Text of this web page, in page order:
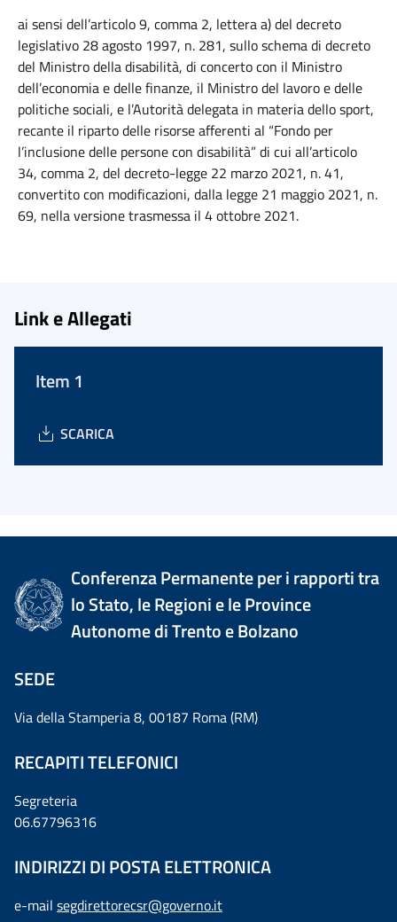
ai sensi dell’articolo 9, comma 2, lettera a) del decreto
legislativo 28 agosto 1997, n. 281, sullo schema di decreto
del Ministro della disabilità, di concerto con il Ministro
dell’economia e delle finanze, il Ministro del lavoro e delle
politiche sociali, e l’Autorità delegata in materia dello sport,
recante il riparto delle risorse afferenti al “Fondo per
l’inclusione delle persone con disabilità” di cui all’articolo
34, comma 2, del decreto-legge 22 marzo 2021, n. 41,
convertito con modificazioni, dalla legge 21 maggio 2021, n.
69, nella versione trasmessa il 4 ottobre 2021.
Link e Allegati
Item 1
SCARICA
Conferenza Permanente per i rapporti tra
lo Stato, le Regioni e le Province
Autonome di Trento e Bolzano
SEDE
Via della Stamperia 8, 00187 Roma (RM)
RECAPITI TELEFONICI
Segreteria
06.67796316
INDIRIZZI DI POSTA ELETTRONICA
e-mail segdirettorecsr@governo.it